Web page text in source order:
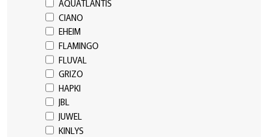
AQUATLANTIS
CIANO
EHEIM
FLAMINGO
FLUVAL
GRIZO
HAPKI
JBL
JUWEL
KINLYS